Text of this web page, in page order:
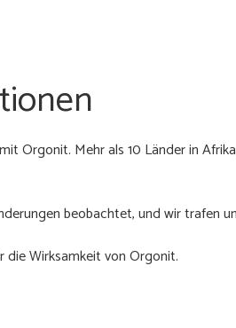
Orgonit. Mehr als 10 Länder in
beobachtet, und wir trafen
Wirksamkeit von Orgonit.